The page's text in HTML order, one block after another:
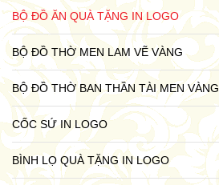
BỘ ĐỒ ĂN QUÀ TẶNG IN LOGO
BỘ ĐỒ THỜ MEN LAM VẼ VÀNG
BỘ ĐỒ THỜ BAN THẦN TÀI MEN VÀNG
CỐC SỨ IN LOGO
BÌNH LỌ QUÀ TẶNG IN LOGO